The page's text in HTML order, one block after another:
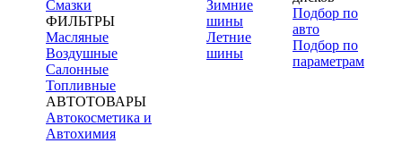
Смазки
ФИЛЬТРЫ
Масляные
Воздушные
Салонные
Топливные
АВТОТОВАРЫ
Автокосметика и
Автохимия
Зимние
шины
Летние
шины
Подбор по
авто
Подбор по
параметрам